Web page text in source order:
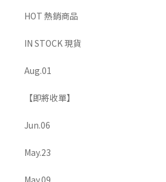
DRESS 洋裝
OUTERS 外套
ACCESSORIES 配飾
HOT 熱銷商品
IN STOCK 現貨
Aug.01
【即將收單】
Jun.06
May.23
May.09